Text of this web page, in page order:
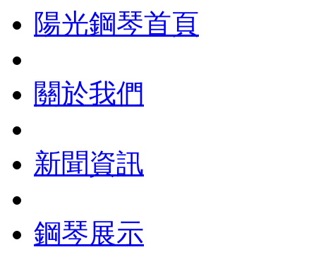
陽光鋼琴首頁
關於我們
新聞資訊
鋼琴展示